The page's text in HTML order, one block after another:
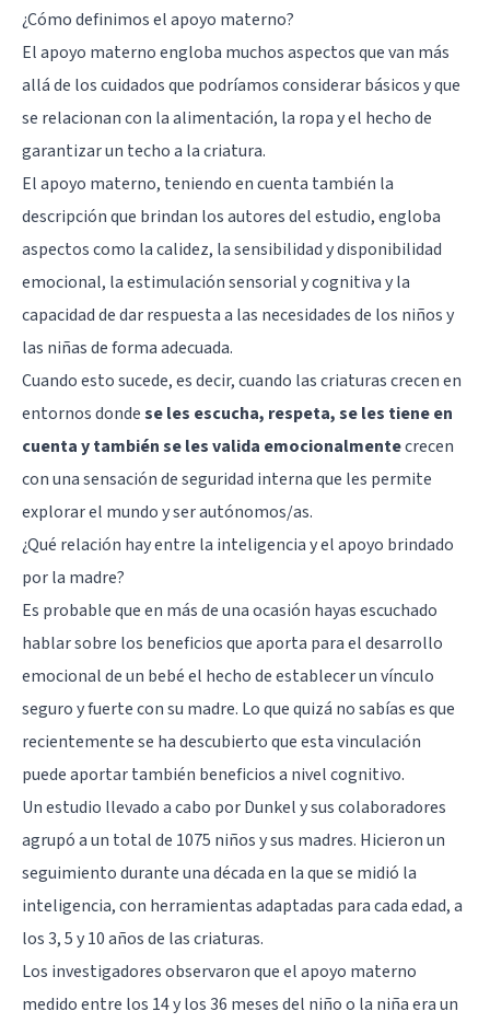
¿Cómo definimos el apoyo materno?
El apoyo materno engloba muchos aspectos que van más
allá de los cuidados que podríamos considerar básicos y que
se relacionan con la alimentación, la ropa y el hecho de
garantizar un techo a la criatura.
El apoyo materno, teniendo en cuenta también la
descripción que brindan los autores del estudio, engloba
aspectos como la calidez, la sensibilidad y disponibilidad
emocional, la estimulación sensorial y cognitiva y la
capacidad de dar respuesta a las necesidades de los niños y
las niñas de forma adecuada.
Cuando esto sucede, es decir, cuando las criaturas crecen en
entornos dondese les escucha, respeta, se les tiene en
cuenta y también se les valida emocionalmentecrecen
con una sensación de seguridad interna que les permite
explorar el mundo y ser autónomos/as.
¿Qué relación hay entre la inteligencia y el apoyo brindado
por la madre?
Es probable que en más de una ocasión hayas escuchado
hablar sobre los beneficios que aporta para el desarrollo
emocional de un bebé el hecho de establecer un vínculo
seguro y fuerte con su madre. Lo que quizá no sabías es que
recientemente se ha descubierto que esta vinculación
puede aportar también beneficios a nivel cognitivo.
Un estudio llevado a cabo por Dunkel y sus colaboradores
agrupó a un total de 1075 niños y sus madres. Hicieron un
seguimiento durante una década en la que se midió la
inteligencia, con herramientas adaptadas para cada edad, a
los 3, 5 y 10 años de las criaturas.
Los investigadores observaron que el apoyo materno
medido entre los 14 y los 36 meses del niño o la niña era un